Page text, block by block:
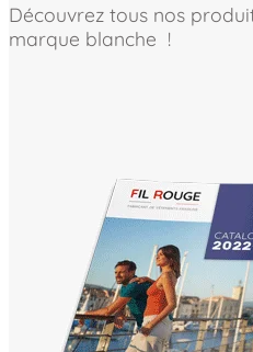
Découvrez tous nos
marque blanche !